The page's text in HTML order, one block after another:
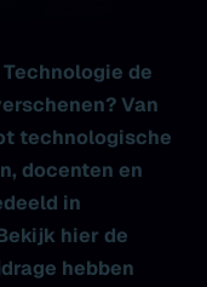
de
Van
technologische
docenten en
in
hier de
hebben